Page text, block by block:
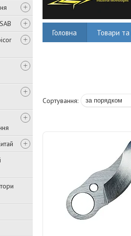
Головна Товари та